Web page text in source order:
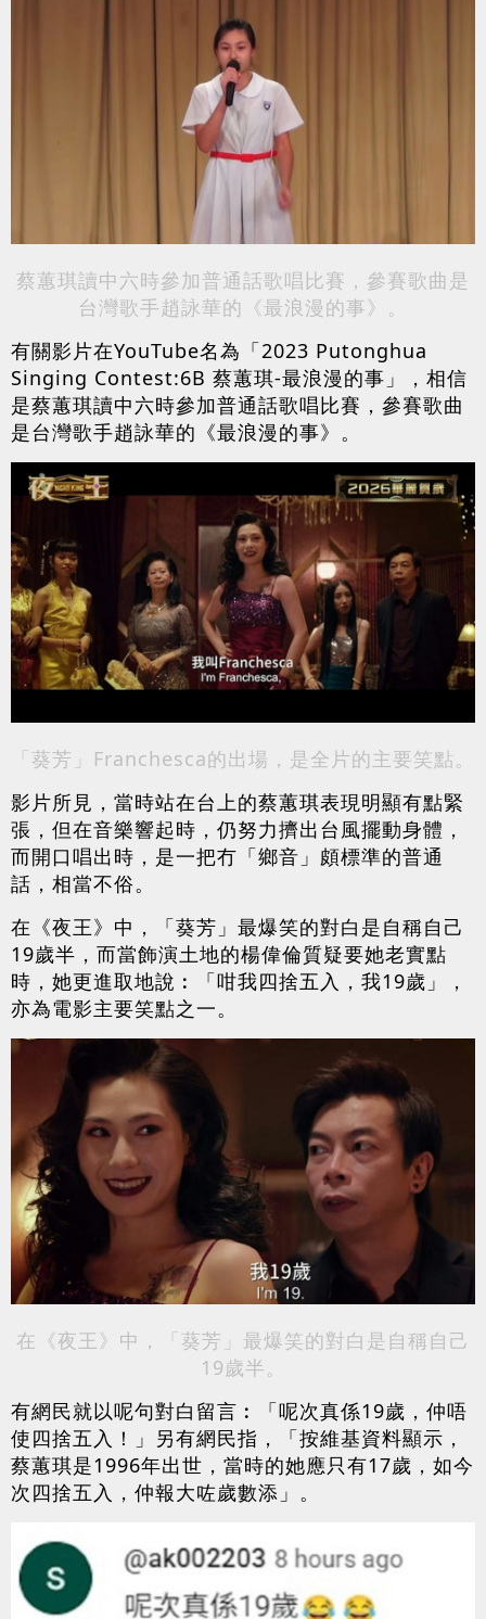
蔡蕙琪讀中六時參加普通話歌唱比賽，參賽歌曲是
台灣歌手趙詠華的《最浪漫的事》。
有關影片在YouTube名為「2023 Putonghua
Singing Contest:6B 蔡蕙琪-最浪漫的事」，相信
是蔡蕙琪讀中六時參加普通話歌唱比賽，參賽歌曲
是台灣歌手趙詠華的《最浪漫的事》。
「葵芳」Franchesca的出場，是全片的主要笑點。
影片所見，當時站在台上的蔡蕙琪表現明顯有點緊
張，但在音樂響起時，仍努力擠出台風擺動身體，
而開口唱出時，是一把冇「鄉音」頗標準的普通
話，相當不俗。
在《夜王》中，「葵芳」最爆笑的對白是自稱自己
19歲半，而當飾演土地的楊偉倫質疑要她老實點
時，她更進取地說︰「咁我四捨五入，我19歲」，
亦為電影主要笑點之一。
在《夜王》中，「葵芳」最爆笑的對白是自稱自己
19歲半。
有網民就以呢句對白留言︰「呢次真係19歲，仲唔
使四捨五入！」另有網民指，「按維基資料顯示，
蔡蕙琪是1996年出世，當時的她應只有17歲，如今
次四捨五入，仲報大咗歲數添」。